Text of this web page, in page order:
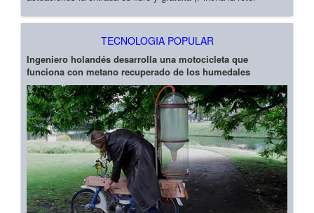
TECNOLOGIA POPULAR
Ingeniero holandés desarrolla una motocicleta que
funciona con metano recuperado de los humedales